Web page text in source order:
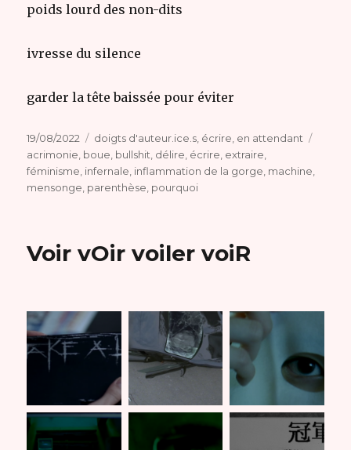
poids lourd des non-dits
ivresse du silence
garder la tête baissée pour éviter
Publié
le
19/08/2022 Catégories
doigts d'auteur.ice.s écrire en attendant
acrimonie boue bullshit délire écrire extraire
féminisme infernale inflammation de la gorge machine
mensonge parenthèse pourquoi
Voir vOir voiler voiR